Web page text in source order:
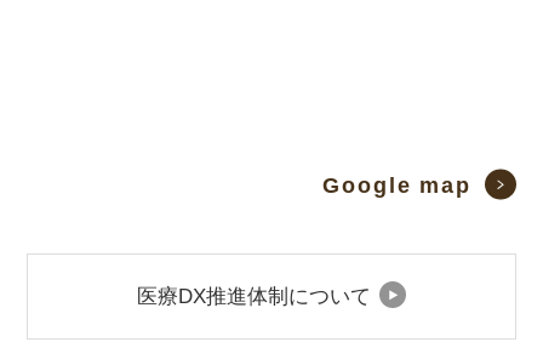
Google map
医療DX推進体制について